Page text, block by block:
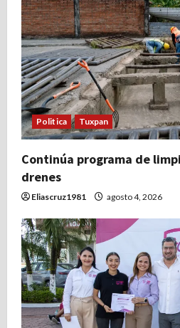
n
d
e
e
n
t
r
a
d
a
s
Politica Tuxpan
Continúa programa de
drenes
Eliascruz1981 agosto 4, 2026